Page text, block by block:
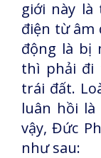
giới này
điện từ âm
động là bị
thì phải đi
trái đất.
luân hồi là
vậy, Đức
như sau: